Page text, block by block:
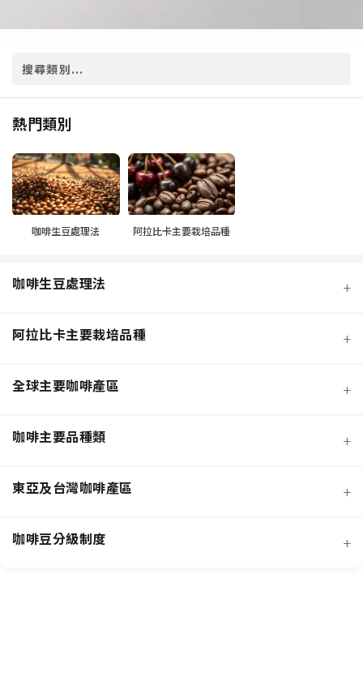
熱門類別
咖啡生豆處理法 阿拉比卡主要栽培品種
咖啡生豆處理法 +
阿拉比卡主要栽培品種 +
全球主要咖啡產區 +
咖啡主要品種類 +
東亞及台灣咖啡產區 +
咖啡豆分級制度 +